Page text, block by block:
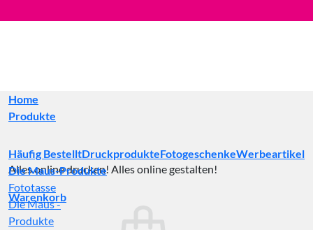
Inhalt
Alles online drucken! Alles online gestalten!
Warenkorb
Home
Produkte
Häufig BestelltDruckprodukteFotogeschenkeWerbeartikel
Die Maus-Produkte
Fototasse
Die Maus -
Produkte